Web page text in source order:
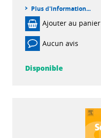
Plus d'information...
Ajouter au panier
Aucun avis
Disponible